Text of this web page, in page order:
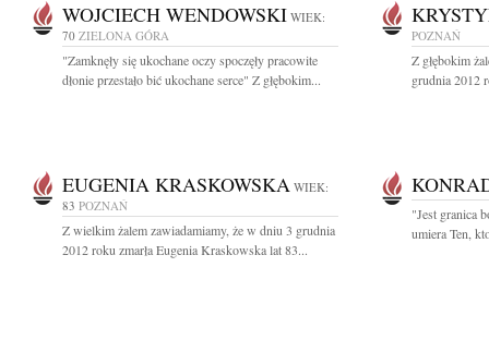
WOJCIECH WENDOWSKI WIEK:
70 ZIELONA GÓRA
"Zamknęły się ukochane oczy spoczęły pracowite
dłonie przestało bić ukochane serce" Z głębokim...
POZNAŃ
Z głębokim
grudnia 2012
EUGENIA KRASKOWSKA WIEK:
83 POZNAŃ
Z wielkim żalem zawiadamiamy, że w dniu 3 grudnia
2012 roku zmarła Eugenia Kraskowska lat 83...
"Jest granica
umiera Ten,